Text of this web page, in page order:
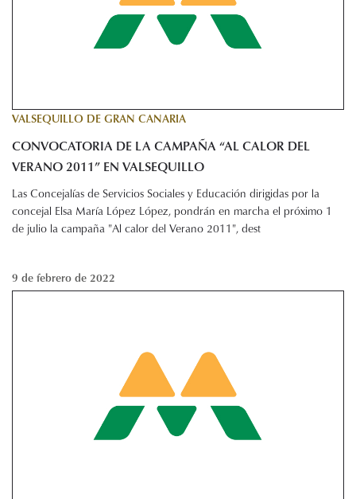
VALSEQUILLO DE GRAN CANARIA
CONVOCATORIA DE LA CAMPAÑA “AL CALOR DEL
VERANO 2011” EN VALSEQUILLO
Las Concejalías de Servicios Sociales y Educación dirigidas por la
concejal Elsa María López López, pondrán en marcha el próximo 1
de julio la campaña "Al calor del Verano 2011", dest
9 de febrero de 2022